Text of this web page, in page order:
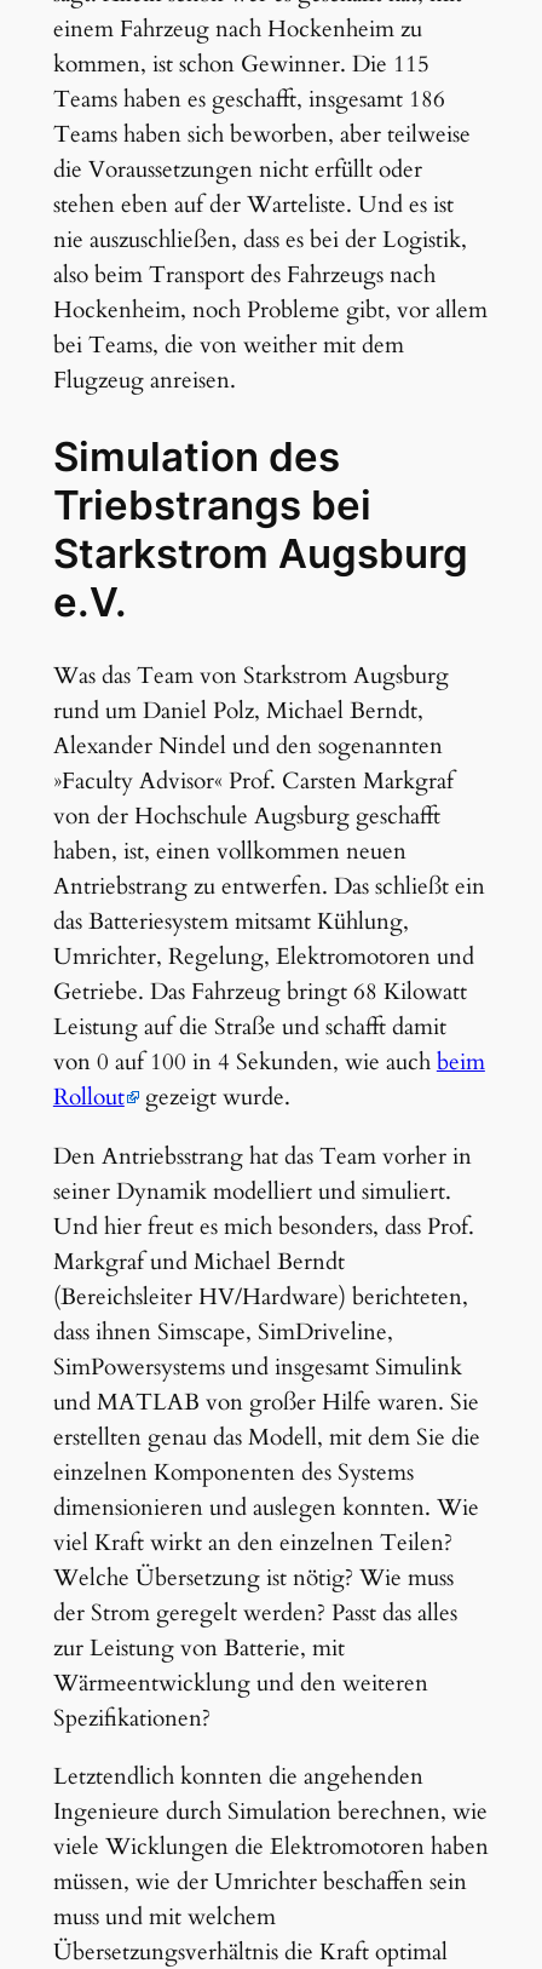
einem Fahrzeug nach Hockenheim zu
kommen, ist schon Gewinner. Die 115
Teams haben es geschafft, insgesamt 186
Teams haben sich beworben, aber teilweise
die Voraussetzungen nicht erfüllt oder
stehen eben auf der Warteliste. Und es ist
nie auszuschließen, dass es bei der Logistik,
also beim Transport des Fahrzeugs nach
Hockenheim, noch Probleme gibt, vor allem
bei Teams, die von weither mit dem
Flugzeug anreisen.
Simulation des
Triebstrangs bei
Starkstrom Augsburg
e.V.
Was das Team von Starkstrom Augsburg
rund um Daniel Polz, Michael Berndt,
Alexander Nindel und den sogenannten
»Faculty Advisor« Prof. Carsten Markgraf
von der Hochschule Augsburg geschafft
haben, ist, einen vollkommen neuen
Antriebstrang zu entwerfen. Das schließt ein
das Batteriesystem mitsamt Kühlung,
Umrichter, Regelung, Elektromotoren und
Getriebe. Das Fahrzeug bringt 68 Kilowatt
Leistung auf die Straße und schafft damit
von 0 auf 100 in 4 Sekunden, wie auchbeim
Rollout gezeigt wurde.
Den Antriebsstrang hat das Team vorher in
seiner Dynamik modelliert und simuliert.
Und hier freut es mich besonders, dass Prof.
Markgraf und Michael Berndt
(Bereichsleiter HV/Hardware) berichteten,
dass ihnen Simscape, SimDriveline,
SimPowersystems und insgesamt Simulink
und MATLAB von großer Hilfe waren. Sie
erstellten genau das Modell, mit dem Sie die
einzelnen Komponenten des Systems
dimensionieren und auslegen konnten. Wie
viel Kraft wirkt an den einzelnen Teilen?
Welche Übersetzung ist nötig? Wie muss
der Strom geregelt werden? Passt das alles
zur Leistung von Batterie, mit
Wärmeentwicklung und den weiteren
Spezifikationen?
Letztendlich konnten die angehenden
Ingenieure durch Simulation berechnen, wie
viele Wicklungen die Elektromotoren haben
müssen, wie der Umrichter beschaffen sein
muss und mit welchem
Übersetzungsverhältnis die Kraft optimal